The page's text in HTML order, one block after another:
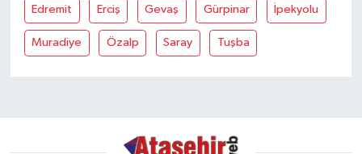
Edremit Erciş Gevaş Gürpinar İpekyolu
Muradiye Özalp Saray Tuşba